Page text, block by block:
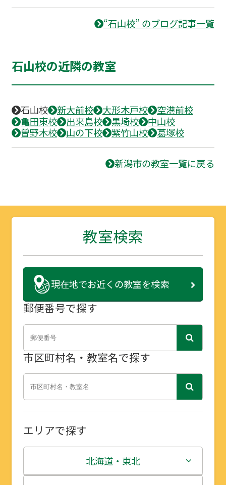
“石山校” のブログ記事一覧
石山校の近隣の教室
石山校 新大前校 大形木戸校
空港前校
亀田東校
出来島校 黒埼校
中山校
曽野木校
山の下校 紫竹山校 葛塚校
新潟市の教室一覧に戻る
教室検索
現在地でお近くの教室を検索
郵便番号で探す
市区町村名・教室名で探す
エリアで探す
北海道・東北